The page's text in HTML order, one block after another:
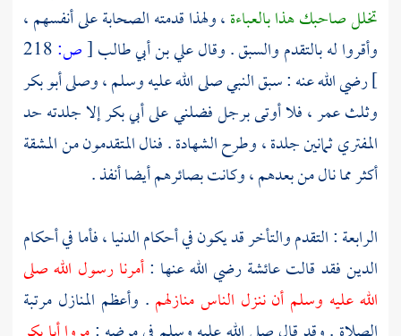
تخلل صاحبك هذا بالعباءة، ولهذا قدمته الصحابة على أنفسهم ،
وأقروا له بالتقدم والسبق . وقالعلي بن أبي طالب[ص:218
]رضي الله عنه : سبق النبي صلى الله عليه وسلم ، وصلىأبو بكر
وثلثعمر، فلا أوتى برجل فضلني علىأبي بكرإلا جلدته حد
المفتري ثمانين جلدة ، وطرح الشهادة . فنال المتقدمون من المشقة
أكثر مما نال من بعدهم ، وكانت بصائرهم أيضا أنفذ .
الرابعة : التقدم والتأخر قد يكون في أحكام الدنيا ، فأما في أحكام
الدين فقد قالتعائشةرضي الله عنها :أمرنا رسول الله صلى
الله عليه وسلم أن ننزل الناس منازلهم . وأعظم المنازل مرتبة